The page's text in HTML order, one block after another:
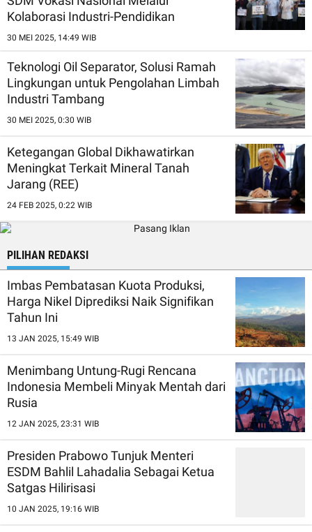
Kolaborasi Industri-Pendidikan
30 MEI 2025, 14:49 WIB
Teknologi Oil Separator, Solusi Ramah
Lingkungan untuk Pengolahan Limbah
Industri Tambang
30 MEI 2025, 0:30 WIB
Ketegangan Global Dikhawatirkan
Meningkat Terkait Mineral Tanah
Jarang (REE)
24 FEB 2025, 0:22 WIB
PILIHAN REDAKSI
Imbas Pembatasan Kuota Produksi,
Harga Nikel Diprediksi Naik Signifikan
Tahun Ini
13 JAN 2025, 15:49 WIB
Menimbang Untung-Rugi Rencana
Indonesia Membeli Minyak Mentah dari
Rusia
12 JAN 2025, 23:31 WIB
Presiden Prabowo Tunjuk Menteri
ESDM Bahlil Lahadalia Sebagai Ketua
Satgas Hilirisasi
10 JAN 2025, 19:16 WIB